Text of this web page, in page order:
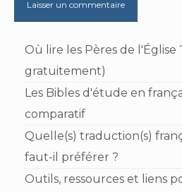
Où lire les Pères de l'Église
gratuitement)
Les Bibles d'étude en
comparatif
Quelle(s) traduction(s)
faut-il préférer ?
Outils, ressources et liens